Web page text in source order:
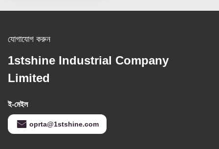
যোগাযোগ করুন
1stshine Industrial Company
Limited
ই-মেইল
oprta@1stshine.com